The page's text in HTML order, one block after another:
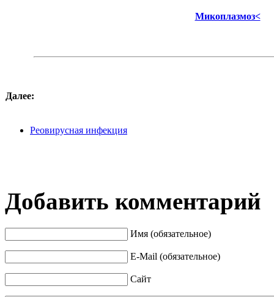
Микоплазмоз<
Далее:
Реовирусная инфекция
Добавить комментарий
Имя (обязательное)
E-Mail (обязательное)
Сайт